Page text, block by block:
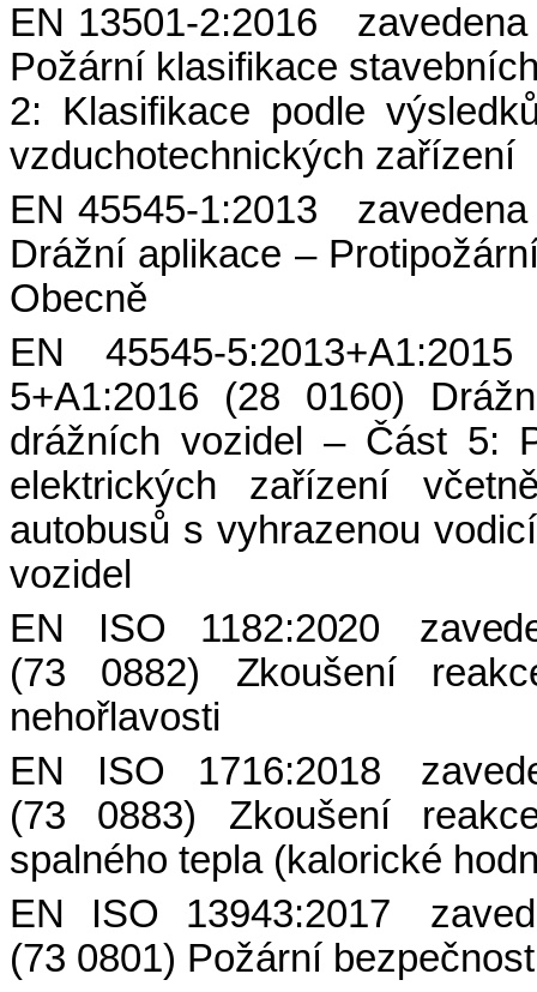
EN 13501-2:2016
Požární klasifikace
2: Klasifikace podle
vzduchotechnických zařízení
EN 45545-1:2013
Drážní aplikace –
Obecně
EN 45545-
5+A1:2016 (28 0160)
drážních vozidel – Část 5:
elektrických zařízení
autobusů s vyhrazenou
vozidel
EN ISO 1182:2020
(73 0882) Zkoušení
nehořlavosti
EN ISO 1716:2018
(73 0883) Zkoušení
spalného tepla (kalorické
EN ISO 13943:2017
(73 0801) Požární